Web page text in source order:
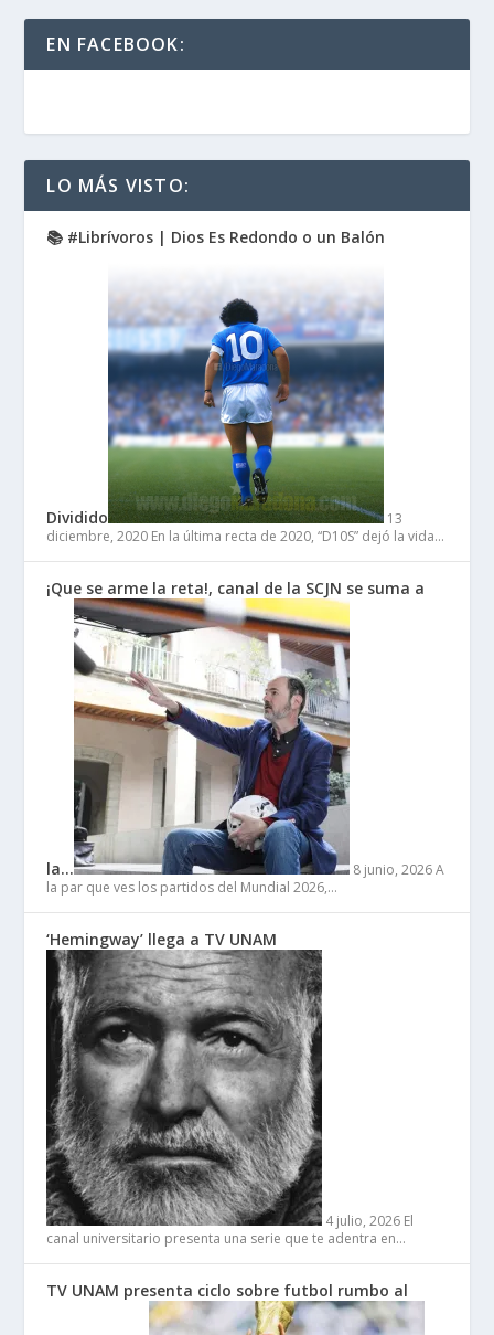
EN FACEBOOK:
LO MÁS VISTO:
📚 #Librívoros | Dios Es Redondo o un Balón
Dividido
13
diciembre, 2020 En la última recta de 2020, “D10S” dejó la vida…
¡Que se arme la reta!, canal de la SCJN se suma a
la… 8 junio, 2026 A
la par que ves los partidos del Mundial 2026,…
‘Hemingway’ llega a TV UNAM
4 julio, 2026 El
canal universitario presenta una serie que te adentra en…
TV UNAM presenta ciclo sobre futbol rumbo al